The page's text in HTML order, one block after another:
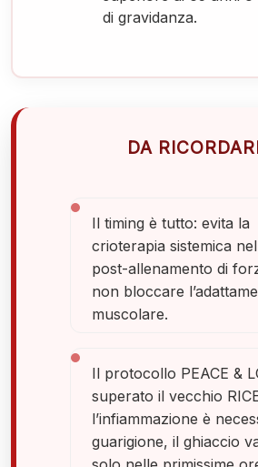
di gravidanza.
DA
Il timing è tutto: evita la
crioterapia sistemica
post-allenamento di
non bloccare
muscolare.
Il protocollo PEACE &
superato il vecchio
l’infiammazione è
guarigione, il ghiaccio